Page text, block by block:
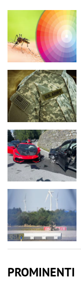
PROMINENTI